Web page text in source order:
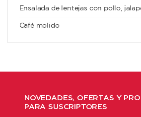
Ensalada de lentejas con pollo,
Café molido
NOVEDADES, OFERTAS Y
PARA SUSCRIPTORES